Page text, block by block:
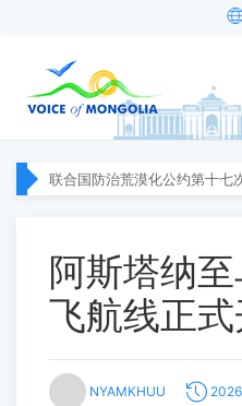
阿斯塔纳
飞航线正式
NYAMKHUU